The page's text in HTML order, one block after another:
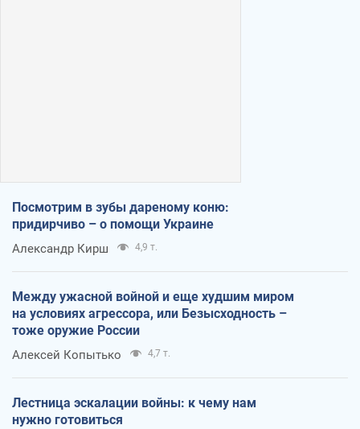
Посмотрим в зубы дареному коню:
придирчиво – о помощи Украине
Александр Кирш 4,9 т.
Между ужасной войной и еще худшим миром
на условиях агрессора, или Безысходность –
тоже оружие России
Алексей Копытько 4,7 т.
Лестница эскалации войны: к чему нам
нужно готовиться